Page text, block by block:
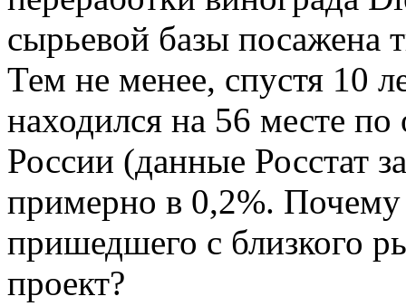
сырьевой базы посажена
Тем не менее, спустя 10
находился на 56 месте
России (данные Росстат
примерно в 0,2%. Почему
пришедшего с близкого
проект?